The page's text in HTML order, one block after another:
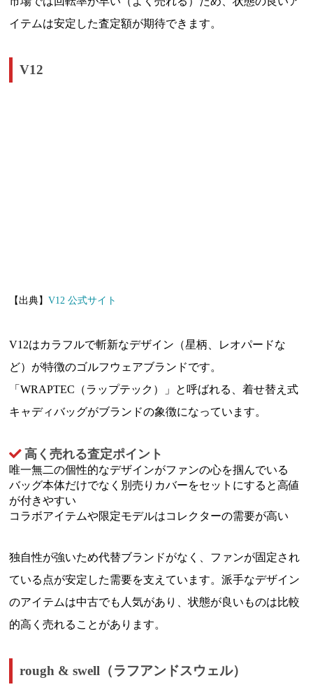
イテムは安定した査定額が期待できます。
V12
【出典】V12 公式サイト
V12はカラフルで斬新なデザイン（星柄、レオパードな
ど）が特徴のゴルフウェアブランドです。
「WRAPTEC（ラップテック）」と呼ばれる、着せ替え式
キャディバッグがブランドの象徴になっています。
高く売れる査定ポイント
唯一無二の個性的なデザインがファンの心を掴んでいる
バッグ本体だけでなく別売りカバーをセットにすると高値
が付きやすい
コラボアイテムや限定モデルはコレクターの需要が高い
独自性が強いため代替ブランドがなく、ファンが固定され
ている点が安定した需要を支えています。派手なデザイン
のアイテムは中古でも人気があり、状態が良いものは比較
的高く売れることがあります。
rough & swell（ラフアンドスウェル）